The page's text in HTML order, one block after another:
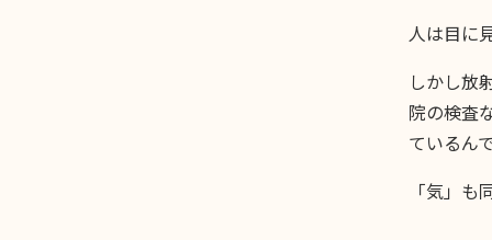
人は目に
しかし放
院の検査
ているん
「気」